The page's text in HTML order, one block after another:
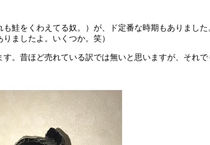
鮭をくわえてる奴。）が、ド定番な時期もありまし
ましたよ。いくつか。笑）
。昔ほど売れている訳では無いと思いますが、それで